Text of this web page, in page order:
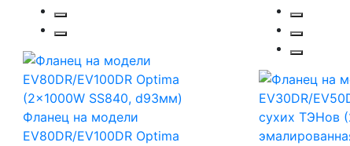
Фланец на модели
EV80DR/EV100DR Optima